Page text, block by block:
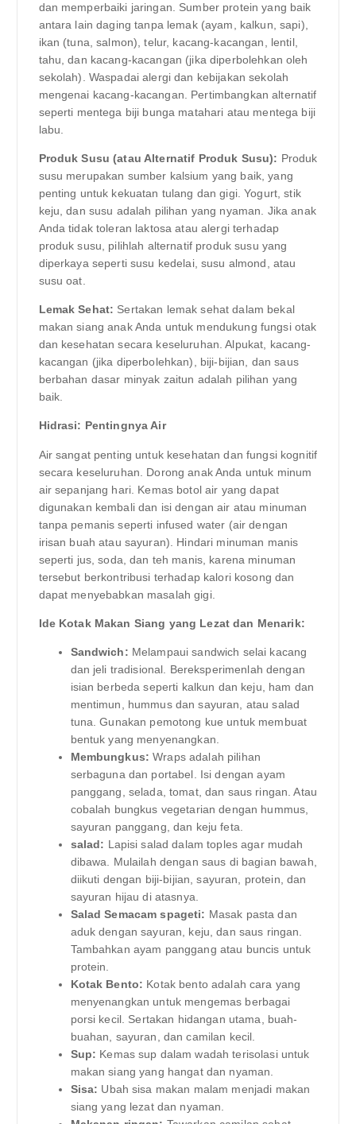
dan memperbaiki jaringan. Sumber protein yang baik
antara lain daging tanpa lemak (ayam, kalkun, sapi),
ikan (tuna, salmon), telur, kacang-kacangan, lentil,
tahu, dan kacang-kacangan (jika diperbolehkan oleh
sekolah). Waspadai alergi dan kebijakan sekolah
mengenai kacang-kacangan. Pertimbangkan alternatif
seperti mentega biji bunga matahari atau mentega biji
labu.
Produk Susu (atau Alternatif Produk Susu): Produk
susu merupakan sumber kalsium yang baik, yang
penting untuk kekuatan tulang dan gigi. Yogurt, stik
keju, dan susu adalah pilihan yang nyaman. Jika anak
Anda tidak toleran laktosa atau alergi terhadap
produk susu, pilihlah alternatif produk susu yang
diperkaya seperti susu kedelai, susu almond, atau
susu oat.
Lemak Sehat: Sertakan lemak sehat dalam bekal
makan siang anak Anda untuk mendukung fungsi otak
dan kesehatan secara keseluruhan. Alpukat, kacang-
kacangan (jika diperbolehkan), biji-bijian, dan saus
berbahan dasar minyak zaitun adalah pilihan yang
baik.
Hidrasi: Pentingnya Air
Air sangat penting untuk kesehatan dan fungsi kognitif
secara keseluruhan. Dorong anak Anda untuk minum
air sepanjang hari. Kemas botol air yang dapat
digunakan kembali dan isi dengan air atau minuman
tanpa pemanis seperti infused water (air dengan
irisan buah atau sayuran). Hindari minuman manis
seperti jus, soda, dan teh manis, karena minuman
tersebut berkontribusi terhadap kalori kosong dan
dapat menyebabkan masalah gigi.
Ide Kotak Makan Siang yang Lezat dan Menarik:
Sandwich: Melampaui sandwich selai kacang
dan jeli tradisional. Bereksperimenlah dengan
isian berbeda seperti kalkun dan keju, ham dan
mentimun, hummus dan sayuran, atau salad
tuna. Gunakan pemotong kue untuk membuat
bentuk yang menyenangkan.
Membungkus: Wraps adalah pilihan
serbaguna dan portabel. Isi dengan ayam
panggang, selada, tomat, dan saus ringan. Atau
cobalah bungkus vegetarian dengan hummus,
sayuran panggang, dan keju feta.
salad: Lapisi salad dalam toples agar mudah
dibawa. Mulailah dengan saus di bagian bawah,
diikuti dengan biji-bijian, sayuran, protein, dan
sayuran hijau di atasnya.
Salad Semacam spageti: Masak pasta dan
aduk dengan sayuran, keju, dan saus ringan.
Tambahkan ayam panggang atau buncis untuk
protein.
Kotak Bento: Kotak bento adalah cara yang
menyenangkan untuk mengemas berbagai
porsi kecil. Sertakan hidangan utama, buah-
buahan, sayuran, dan camilan kecil.
Sup: Kemas sup dalam wadah terisolasi untuk
makan siang yang hangat dan nyaman.
Sisa: Ubah sisa makan malam menjadi makan
siang yang lezat dan nyaman.